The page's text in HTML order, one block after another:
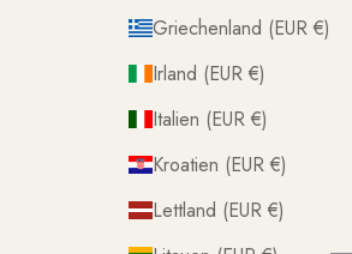
Griechenland (EUR €)
Irland (EUR €)
Italien (EUR €)
Kroatien (EUR €)
Lettland (EUR €)